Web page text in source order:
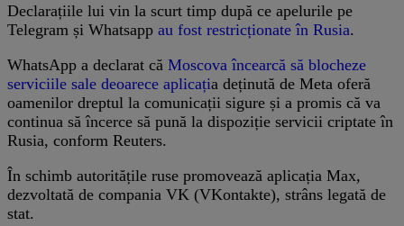
Declarațiile lui vin la scurt timp după ce apelurile pe
Telegram și Whatsapp au fost restricționate în Rusia.
WhatsApp a declarat că Moscova încearcă să blocheze
serviciile sale deoarece aplicația deținută de Meta oferă
oamenilor dreptul la comunicații sigure și a promis că va
continua să încerce să pună la dispoziție servicii criptate în
Rusia, conform Reuters.
În schimb autoritățile ruse promovează aplicația Max,
dezvoltată de compania VK (VKontakte), strâns legată de
stat.